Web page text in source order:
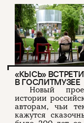
«КЫСЬ»
В ГОСЛИТМУЗЕЕ
Новый
истории
авторам, чьи
кажутся